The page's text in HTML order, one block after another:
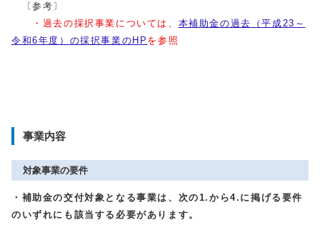
〔参考〕
・過去の採択事業については、 本補助金の過去（平成23～
令和6年度）の採択事業のHP を参照
事業内容
対象事業の要件
・補助金の交付対象となる事業は、次の1.から4.に掲げる要件
のいずれにも該当する必要があります。